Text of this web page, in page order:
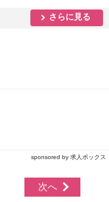
さらに見る
sponsored by 求人ボックス
次へ